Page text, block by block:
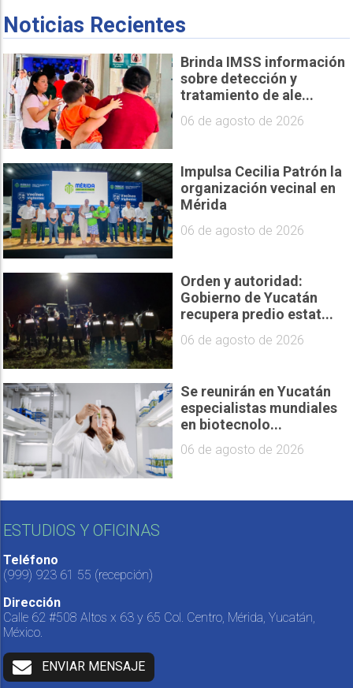
Noticias Recientes
Brinda IMSS información
sobre detección y
tratamiento de ale...
06 de agosto de 2026
Impulsa Cecilia Patrón la
organización vecinal en
Mérida
06 de agosto de 2026
Orden y autoridad:
Gobierno de Yucatán
recupera predio estat...
06 de agosto de 2026
Se reunirán en Yucatán
especialistas mundiales
en biotecnolo...
06 de agosto de 2026
ESTUDIOS Y OFICINAS
Teléfono
(999) 923 61 55 (recepción)
Dirección
Calle 62 #508 Altos x 63 y 65 Col. Centro, Mérida, Yucatán,
México.
ENVIAR MENSAJE